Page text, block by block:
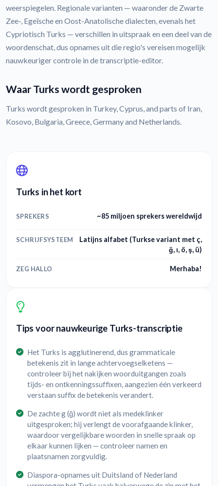
weerspiegelen. Regionale varianten — waaronder de Zwarte
Zee-, Egeïsche en Oost-Anatolische dialecten, evenals het
Cypriotisch Turks — verschillen in uitspraak en een deel van de
woordenschat, dus opnames uit die regio's vereisen mogelijk
nauwkeuriger controle in de transcriptie-editor.
Waar Turks wordt gesproken
Turks wordt gesproken in Turkey, Cyprus, and parts of Iran,
Kosovo, Bulgaria, Greece, Germany and Netherlands.
Turks in het kort
SPREKERS ~85 miljoen sprekers wereldwijd
SCHRIJFSYSTEEM
Latijns alfabet (Turkse variant met ç,
ğ, ı, ö, ş, ü)
ZEG HALLO Merhaba!
Tips voor nauwkeurige Turks-transcriptie
Het Turks is agglutinerend, dus grammaticale
betekenis zit in lange achtervoegselketens —
controleer bij het nakijken woorduitgangen zoals
tijds- en ontkenningssuffixen, aangezien één verkeerd
verstaan suffix de betekenis verandert.
De zachte g (ğ) wordt niet als medeklinker
uitgesproken; hij verlengt de voorafgaande klinker,
waardoor vergelijkbare woorden in snelle spraak op
elkaar kunnen lijken — controleer namen en
plaatsnamen zorgvuldig.
Diaspora-opnames uit Duitsland of Nederland